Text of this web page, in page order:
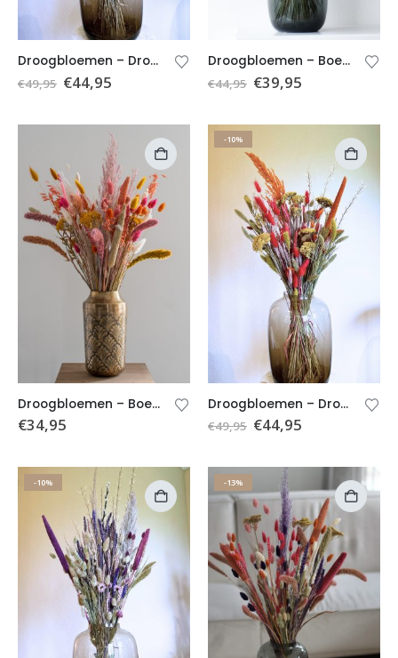
Droogbloemen – Droogboeket Roze/brique – Boeket Julia (excl. vaas)
€49,95 €44,95
Droogbloemen – Boeket Hilde (excl. vaas)
€44,95 €39,95
Droogbloemen – Boeket Veerle (excl. vaas)
€34,95
-10%
Droogbloemen – Droogboeket kleurrijk – Boeket Silke (excl. vaas)
€49,95 €44,95
-10% -13%